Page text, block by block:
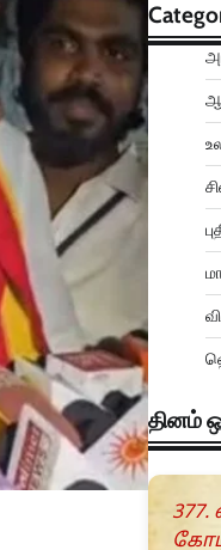
தினம்